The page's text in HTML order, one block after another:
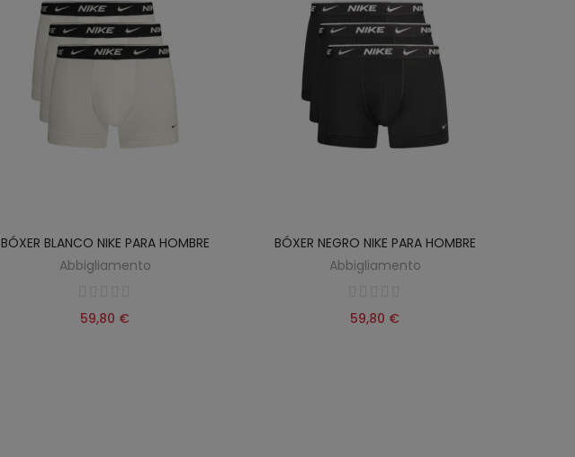
BÓXER BLANCO NIKE PARA HOMBRE
Abbigliamento
59,80 €
BÓXER NEGRO NIKE PARA HOMBRE
Abbigliamento
59,80 €